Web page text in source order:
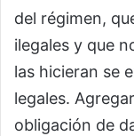
del régimen,
ilegales y que
las hicieran se
legales.
obligación de